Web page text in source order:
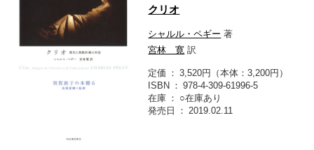
クリオ
シャルル・ペギー 著
宮林 寛 訳
定価
3,520円（本体：3,200円）
ISBN
978-4-309-61996-5
在庫
○在庫あり
発売日
2019.02.11